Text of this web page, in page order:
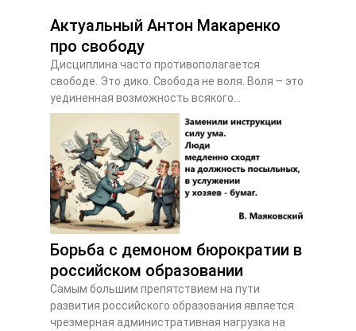
Актуальный Антон Макаренко
про свободу
Дисциплина часто противополагается
свободе. Это дико. Свобода не воля. Воля – это
уединенная возможность всякого...
Борьба с демоном бюрократии в
российском образовании
Самым большим препятствием на пути
развития российского образования является
чрезмерная административная нагрузка на